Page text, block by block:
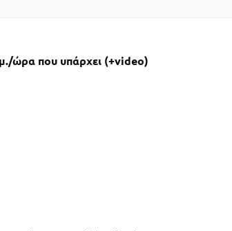
ώρα που υπάρχει (+video)